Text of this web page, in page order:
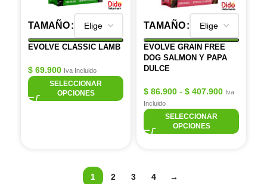
TAMAÑO
EVOLVE CLASSIC LAMB
$ 69.900 Iva Incluido
SELECCIONAR
OPCIONES
TAMAÑO
EVOLVE GRAIN FREE
DOG SALMON Y PAPA
DULCE
$ 86.900 - $ 407.900 Iva
Incluido
SELECCIONAR
OPCIONES
1 2 3 4 →